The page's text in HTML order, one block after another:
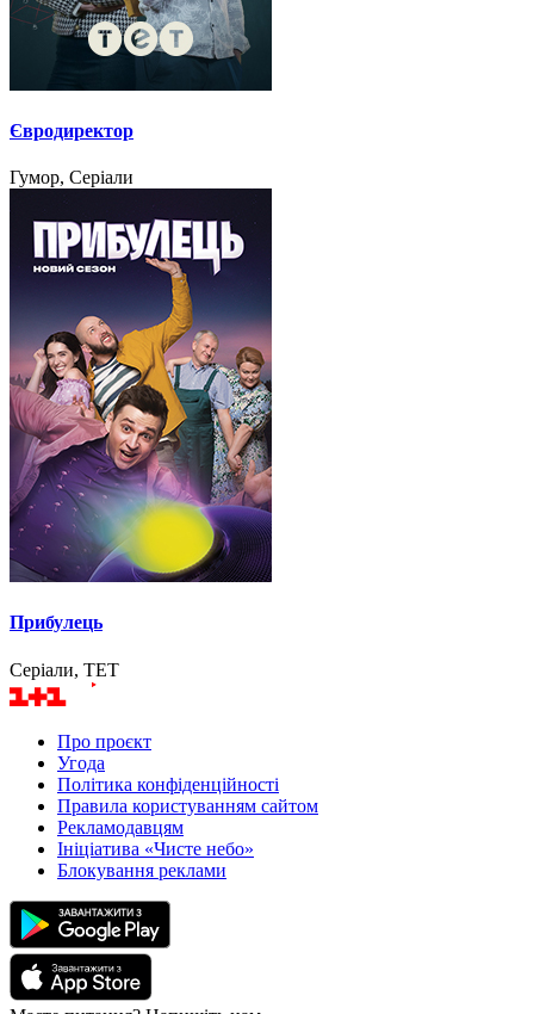
Євродиректор
Гумор, Серіали
Прибулець
Серіали, ТЕТ
Про проєкт
Угода
Політика конфіденційності
Правила користуванням сайтом
Рекламодавцям
Ініціатива «Чисте небо»
Блокування реклами